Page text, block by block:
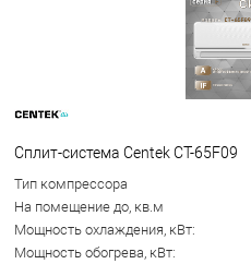
Сплит-система Centek CT-65F09
Тип компрессора
На помещение до, кв.м
Мощность охлаждения, кВт:
Мощность обогрева, кВт: